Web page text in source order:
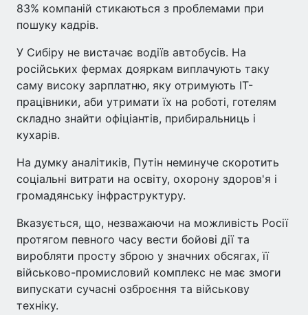
83% компаній стикаються з проблемами при
пошуку кадрів.
У Сибіру не вистачає водіїв автобусів. На
російських фермах дояркам виплачують таку
саму високу зарплатню, яку отримують ІТ-
працівники, аби утримати їх на роботі, готелям
складно знайти офіціантів, прибиральниць і
кухарів.
На думку аналітиків, Путін неминуче скоротить
соціальні витрати на освіту, охорону здоров'я і
громадянську інфраструктуру.
Вказується, що, незважаючи на можливість Росії
протягом певного часу вести бойові дії та
виробляти просту зброю у значних обсягах, її
військово-промисловий комплекс не має змоги
випускати сучасні озброєння та військову
техніку.